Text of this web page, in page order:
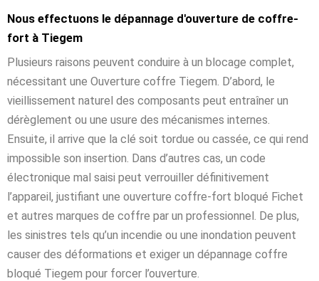
Nous effectuons le dépannage d'ouverture de coffre-
fort à Tiegem
Plusieurs raisons peuvent conduire à un blocage complet,
nécessitant une Ouverture coffre Tiegem. D’abord, le
vieillissement naturel des composants peut entraîner un
dérèglement ou une usure des mécanismes internes.
Ensuite, il arrive que la clé soit tordue ou cassée, ce qui rend
impossible son insertion. Dans d’autres cas, un code
électronique mal saisi peut verrouiller définitivement
l’appareil, justifiant une ouverture coffre-fort bloqué Fichet
et autres marques de coffre par un professionnel. De plus,
les sinistres tels qu’un incendie ou une inondation peuvent
causer des déformations et exiger un dépannage coffre
bloqué Tiegem pour forcer l’ouverture.